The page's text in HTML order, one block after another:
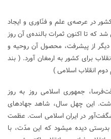
در عرصه‌ی علم و فنّاوری و ایجاد
که تا اکنون ثمرات بالنده‌ی آن روز
دیگر از پیشرفت، محصول آن روحیه و
برای کشور به ارمغان آورد. ( بند
دوم انقلاب اسلامی )
جمهوری اسلامی روز به روز
این چهل سال، شاهد جهادهای
در ایران اسلامی است. عظمت
دیده میشود که این مدّت، با